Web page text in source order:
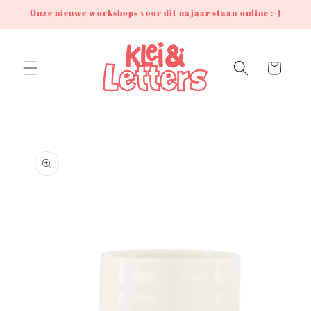
naar de
content
Onze nieuwe workshops voor dit najaar staan online :-)
Winkelwagen
productinformatie